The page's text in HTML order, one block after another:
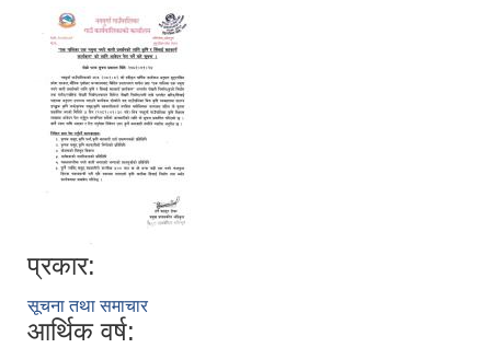
प्रकार:
सूचना तथा समाचार
आर्थिक वर्ष: